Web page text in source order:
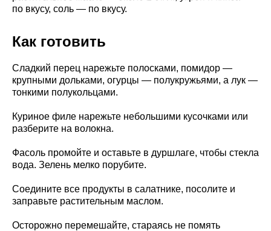
по вкусу, соль — по вкусу.
Как готовить
Сладкий перец нарежьте полосками, помидор —
крупными дольками, огурцы — полукружьями, а лук —
тонкими полукольцами.
Куриное филе нарежьте небольшими кусочками или
разберите на волокна.
Фасоль промойте и оставьте в дуршлаге, чтобы стекла
вода. Зелень мелко порубите.
Соедините все продукты в салатнике, посолите и
заправьте растительным маслом.
Осторожно перемешайте, стараясь не помять